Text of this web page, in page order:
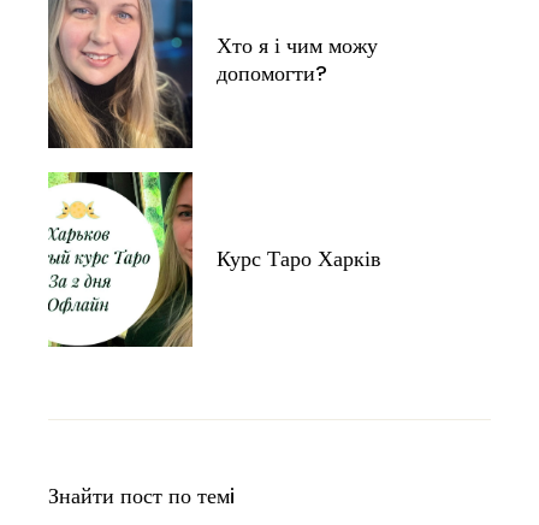
Хто я і чим можу
допомогти?
Курс Таро Харків
Знайти пост по темi